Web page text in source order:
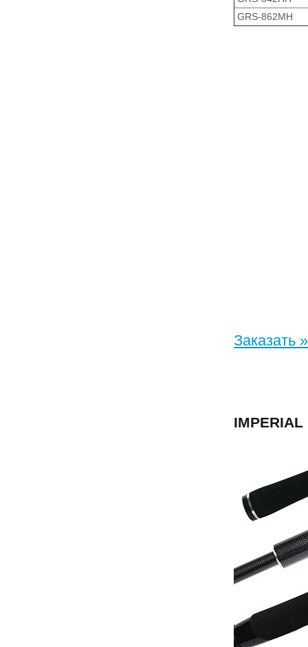
GRS-862MH
Заказать »
IMPERIAL